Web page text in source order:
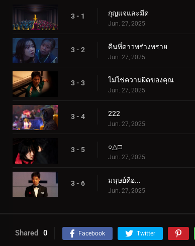
3 - 1 กุญแจและมีด
Jun. 27, 2025
3 - 2 คืนที่ดาวพร่างพราย
Jun. 27, 2025
3 - 3 ไม่ใช่ความผิดของคุณ
Jun. 27, 2025
3 - 4 222
Jun. 27, 2025
3 - 5 ○△□
Jun. 27, 2025
3 - 6 มนุษย์คือ...
Jun. 27, 2025
Shared 0 Facebook Twitter